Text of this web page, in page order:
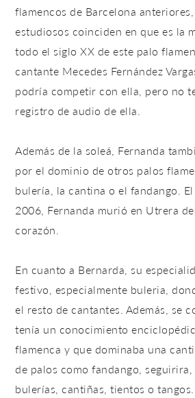
flamencos de Barcelona
estudiosos coinciden en que es la
todo el siglo XX de este palo
cantante Mecedes Fernández
podría competir con ella, pero no
registro de audio de ella.
Además de la soleá, Fernanda
por el dominio de otros palos
bulería, la cantina o el fandango.
2006, Fernanda murió en Utrera
corazón.
En cuanto a Bernarda, su
festivo, especialmente buleria,
el resto de cantantes. Además, se
tenía un conocimiento
flamenca y que dominaba una
de palos como fandango,
bulerías, cantiñas, tientos o tangos.